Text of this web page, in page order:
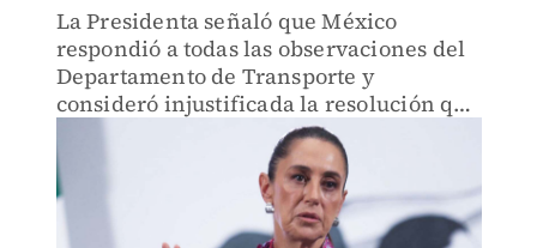
La Presidenta señaló que México
respondió a todas las observaciones del
Departamento de Transporte y
consideró injustificada la resolución que
impide renovar el acuerdo entre ambas
aerolíneas.